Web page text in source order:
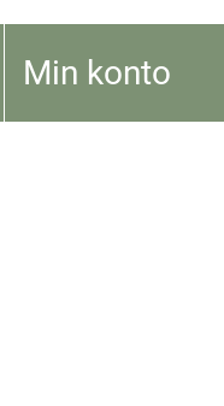
Min konto